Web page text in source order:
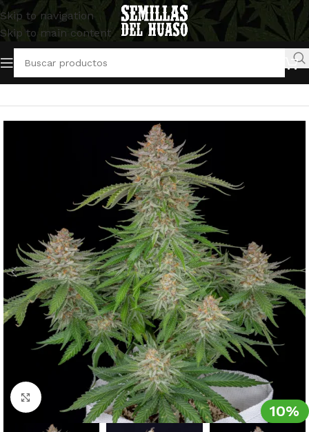
Skip to navigation
Skip to main content
Inicio/Semillas Autoflorecientes/FastBuds
10%
Clic para ampliar